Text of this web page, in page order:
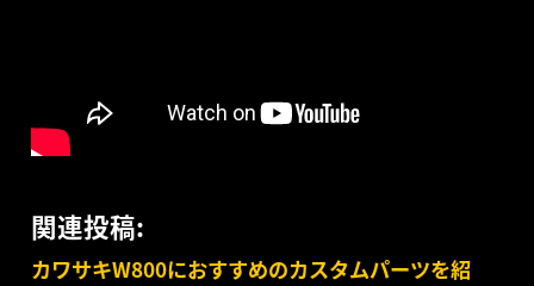
関連投稿:
カワサキW800におすすめのカスタムパーツを紹